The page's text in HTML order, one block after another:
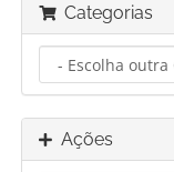
Categorias
Ações